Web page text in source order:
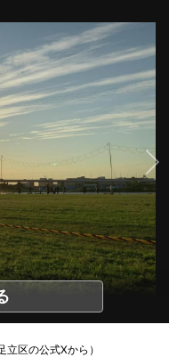
区の公式Xから）